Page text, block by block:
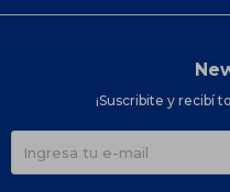
¡Suscribite y recibí